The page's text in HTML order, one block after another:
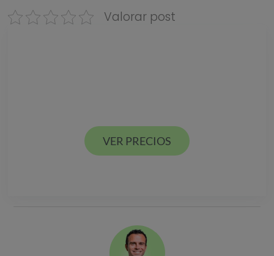
Valorar post
VER PRECIOS